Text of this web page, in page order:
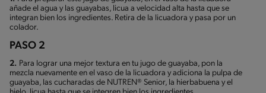
añade el agua y las guayabas, licua a velocidad alta hasta que se
integran bien los ingredientes. Retira de la licuadora y pasa por un
colador.
PASO 2
2. Para lograr una mejor textura en tu jugo de guayaba, pon la
mezcla nuevamente en el vaso de la licuadora y adiciona la pulpa de
guayaba, las cucharadas de NUTREN® Senior, la hierbabuena y el